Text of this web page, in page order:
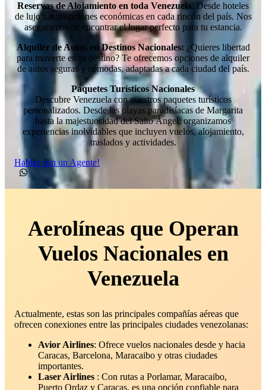
Reservas de Alojamiento en toda Venezuela: Desde hoteles
de lujo hasta opciones económicas en cada rincón del país. Nos
aseguramos de encontrar el lugar perfecto para tu estancia.
Alquiler de Autos en Destinos Nacionales: ¿Quieres libertad
para moverte en tu destino? Te ofrecemos opciones de alquiler
de autos seguras y cómodas, adaptadas a cada ciudad del país.
Paquetes Turísticos Nacionales
Descubre Venezuela con nuestros paquetes turísticos
personalizados. Desde las playas paradisíacas de Margarita
hasta la majestuosidad del Salto Ángel, organizamos
experiencias inolvidables que incluyen vuelos, alojamiento,
traslados y actividades.
Hablar con un Agente!
Aerolíneas que Operan
Vuelos Nacionales en
Venezuela
Actualmente, estas son las principales compañías aéreas que
ofrecen conexiones entre las principales ciudades venezolanas:
Avior Airlines: Ofrece vuelos nacionales desde y hacia
Caracas, Barcelona, Maracaibo y otras ciudades
importantes.
Laser Airlines : Con rutas a Porlamar, Maracaibo,
Puerto Ordaz y Caracas, es una opción confiable para